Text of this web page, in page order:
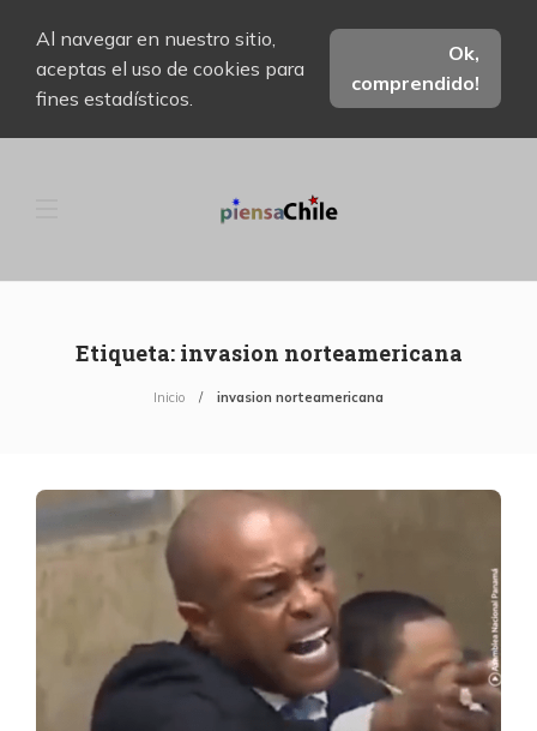
Al navegar en nuestro sitio,
aceptas el uso de cookies para
fines estadísticos.
Ok,
comprendido!
Etiqueta: invasion norteamericana
Inicio invasion norteamericana